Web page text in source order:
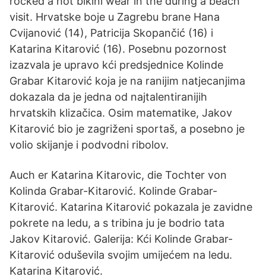
visit. Hrvatske boje u Zagrebu brane Hana
Cvijanović (14), Patricija Skopančić (16) i
Katarina Kitarović (16). Posebnu pozornost
izazvala je upravo kći predsjednice Kolinde
Grabar Kitarović koja je na ranijim natjecanjima
dokazala da je jedna od najtalentiranijih
hrvatskih klizačica. Osim matematike, Jakov
Kitarović bio je zagriženi sportaš, a posebno je
volio skijanje i podvodni ribolov.
Auch er Katarina Kitarovic, die Tochter von
Kolinda Grabar-Kitarović. Kolinde Grabar-
Kitarović. Katarina Kitarović pokazala je zavidne
pokrete na ledu, a s tribina ju je bodrio tata
Jakov Kitarović. Galerija: Kći Kolinde Grabar-
Kitarović oduševila svojim umijećem na ledu.
Katarina Kitarović.